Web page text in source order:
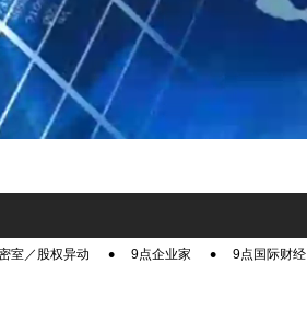
室／股权异动 9点企业家 9点国际财经